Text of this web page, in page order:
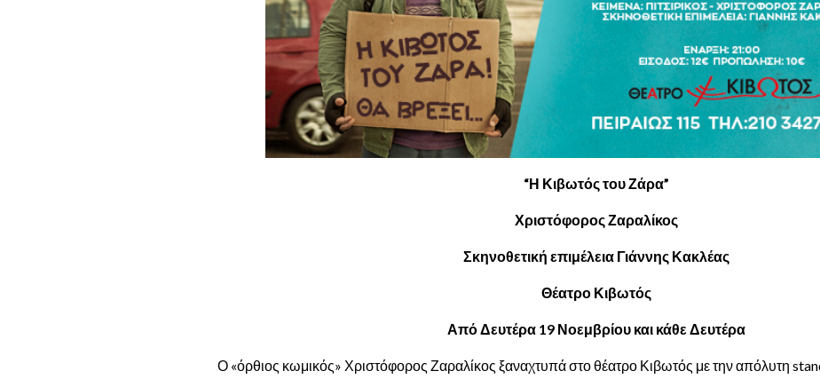
“Η Κιβωτός του Ζάρα”
Χριστόφορος Ζαραλίκος
Σκηνοθετική επιμέλεια Γιάννης Κακλέας
Θέατρο Κιβωτός
Από Δευτέρα 19 Νοεμβρίου και κάθε Δευτέρα
Ο «όρθιος κωμικός» Χριστόφορος Ζαραλίκος ξαναχτυπά στο θέατρο Κιβωτός με την απόλυτη